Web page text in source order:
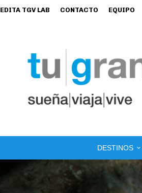
EDITA TGV LAB CONTACTO EQUIPO
DESTINOS